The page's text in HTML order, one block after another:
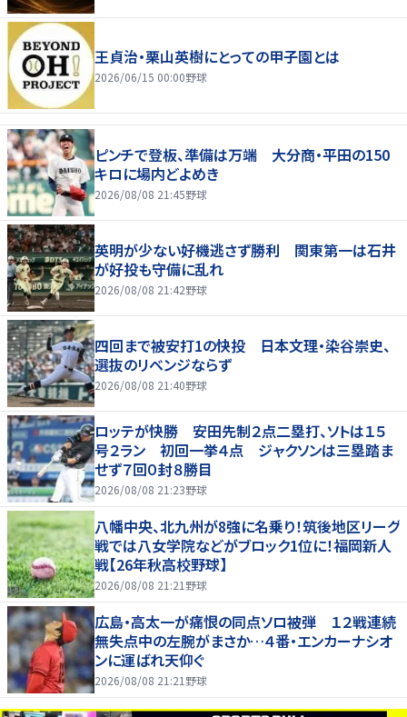
王貞治・栗山英樹にとっての甲子園とは
2026/06/15 00:00野球
ピンチで登板、準備は万端 大分商・平田の150
キロに場内どよめき
2026/08/08 21:45野球
英明が少ない好機逃さず勝利 関東第一は石井
が好投も守備に乱れ
2026/08/08 21:42野球
四回まで被安打1の快投 日本文理・染谷崇史、
選抜のリベンジならず
2026/08/08 21:40野球
ロッテが快勝 安田先制２点二塁打、ソトは１５
号２ラン 初回一挙４点 ジャクソンは三塁踏ま
せず７回０封８勝目
2026/08/08 21:23野球
八幡中央、北九州が8強に名乗り！筑後地区リーグ
戦では八女学院などがブロック1位に！福岡新人
戦【26年秋高校野球】
2026/08/08 21:21 野球
広島・高太一が痛恨の同点ソロ被弾 １２戦連続
無失点中の左腕がまさか…４番・エンカーナシオ
ンに運ばれ天仰ぐ
2026/08/08 21:21 野球